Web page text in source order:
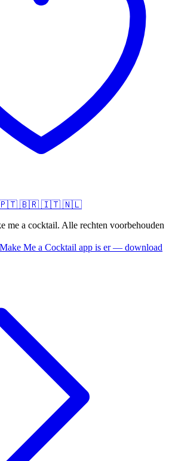
🇧🇷 🇮🇹 🇳🇱
me a cocktail. Alle rechten voorbehouden
Me a Cocktail app is er — download